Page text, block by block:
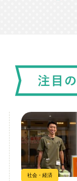
社会・経済